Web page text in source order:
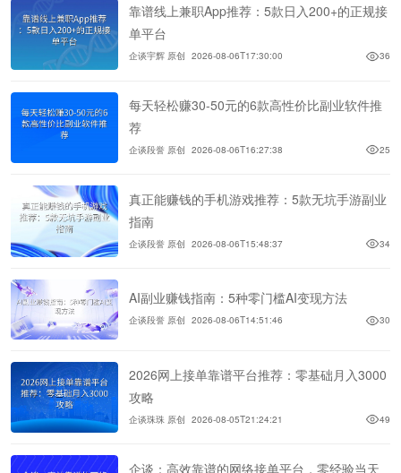
靠谱线上兼职App推荐：5款日入200+的正规接
单平台
企谈宇辉 原创 2026-08-06T17:30:00 36
每天轻松赚30-50元的6款高性价比副业软件推
荐
企谈段誉 原创 2026-08-06T16:27:38 25
真正能赚钱的手机游戏推荐：5款无坑手游副业
指南
企谈段誉 原创 2026-08-06T15:48:37 34
AI副业赚钱指南：5种零门槛AI变现方法
企谈段誉 原创 2026-08-06T14:51:46 30
2026网上接单靠谱平台推荐：零基础月入3000
攻略
企谈珠珠 原创 2026-08-05T21:24:21 49
企谈：高效靠谱的网络接单平台，零经验当天